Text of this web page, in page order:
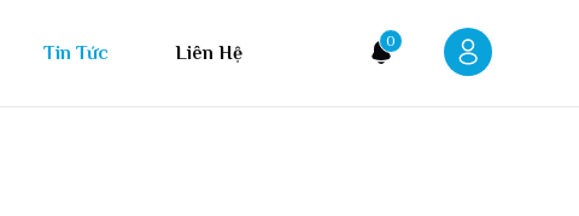
Tin Tức Liên Hệ
0